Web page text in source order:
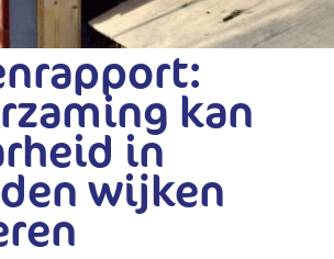
kan
in
wijken